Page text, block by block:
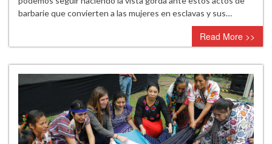
en
la
lucha
contra
la
violencia
sexual
en
conflicto
barbarie que convierten a las mujeres en esclavas y sus…
Read More >>